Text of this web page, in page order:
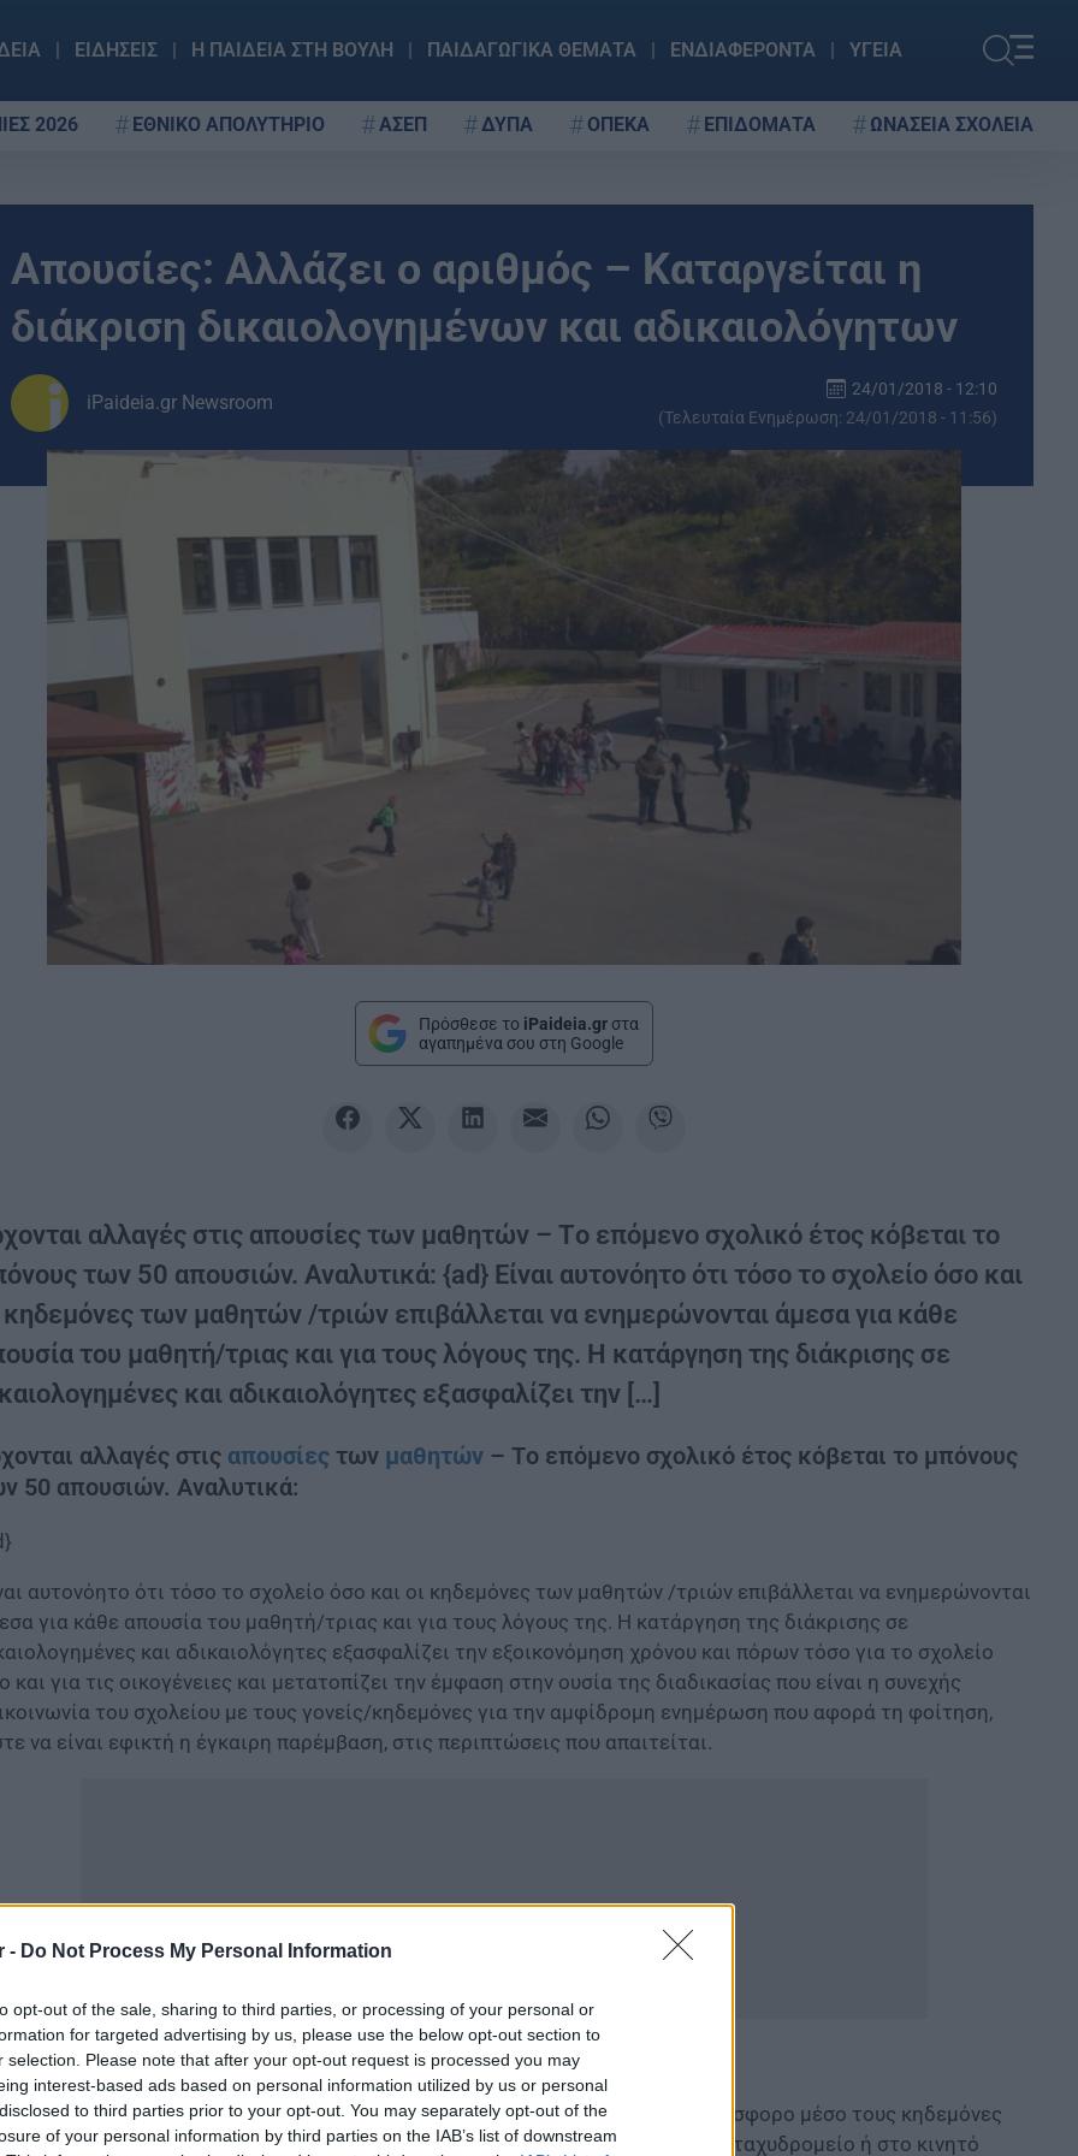
- Do Not Process My Personal Information
opt-out of the sale, sharing to third parties, or processing of your personal or
for targeted advertising by us, please use the below opt-out section to
selection. Please note that after your opt-out request is processed you may
interest-based ads based on personal information utilized by us or personal
to third parties prior to your opt-out. You may separately opt-out of the
of your personal information by third parties on the IAB’s list of downstream
ΕΙΔΗΣΕΙΣ Η ΠΑΙΔΕΙΑ ΣΤΗ ΒΟΥΛΗ ΠΑΙΔΑΓΩΓΙΚΑ ΘΕΜΑΤΑ ΕΝΔΙΑΦΕΡΟΝΤΑ ΥΓΕΙΑ
2026 ΕΘΝΙΚΟ ΑΠΟΛΥΤΗΡΙΟ ΑΣΕΠ ΔΥΠΑ ΟΠΕΚΑ ΕΠΙΔΟΜΑΤΑ ΩΝΑΣΕΙΑ ΣΧΟΛΕΙΑ
Απουσίες: Αλλάζει ο αριθμός – Καταργείται η
διάκριση δικαιολογημένων και αδικαιολόγητων
iPaideia.gr Newsroom
24/01/2018 - 12:10
(Τελευταία Ενημέρωση: 24/01/2018 - 11:56)
Πρόσθεσε το iPaideia.gr στα
αγαπημένα σου στη Google
αλλαγές στις απουσίες των μαθητών – Tο επόμενο σχολικό έτος κόβεται το
των 50 απουσιών. Αναλυτικά: {ad} Είναι αυτονόητο ότι τόσο το σχολείο όσο και
κηδεμόνες των μαθητών /τριών επιβάλλεται να ενημερώνονται άμεσα για κάθε
του μαθητή/τριας και για τους λόγους της. Η κατάργηση της διάκρισης σε
και αδικαιολόγητες εξασφαλίζει την […]
αλλαγές στις απουσίες των μαθητών – Tο επόμενο σχολικό έτος κόβεται το μπόνους
50 απουσιών. Αναλυτικά:
αυτονόητο ότι τόσο το σχολείο όσο και οι κηδεμόνες των μαθητών /τριών επιβάλλεται να ενημερώνονται
για κάθε απουσία του μαθητή/τριας και για τους λόγους της. Η κατάργηση της διάκρισης σε
και αδικαιολόγητες εξασφαλίζει την εξοικονόμηση χρόνου και πόρων τόσο για το σχολείο
και για τις οικογένειες και μετατοπίζει την έμφαση στην ουσία της διαδικασίας που είναι η συνεχής
του σχολείου με τους γονείς/κηδεμόνες για την αμφίδρομη ενημέρωση που αφορά τη φοίτηση,
να είναι εφικτή η έγκαιρη παρέμβαση, στις περιπτώσεις που απαιτείται.
τους λόγους αυτούς, οι εκπαιδευτικοί οφείλουν να ενημερώνουν με κάθε πρόσφορο μέσο τους κηδεμόνες
μήνυμα σταλμένο από λογαριασμό του σχολείουστο ηλεκτρονικό ταχυδρομείο ή στο κινητό